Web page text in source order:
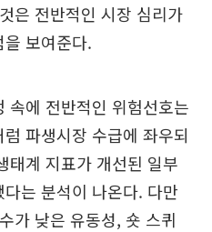
은 전반적인 시장 심리가
보여준다.
속에 전반적인 위험선호는
파생시장 수급에 좌우되
태계 지표가 개선된 일부
는 분석이 나온다. 다만
가 낮은 유동성, 숏 스퀴